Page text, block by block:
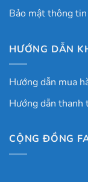
Bảo mật thông
HƯỚNG DẪN
Hướng dẫn mua
Hướng dẫn thanh
CỘNG ĐỒNG